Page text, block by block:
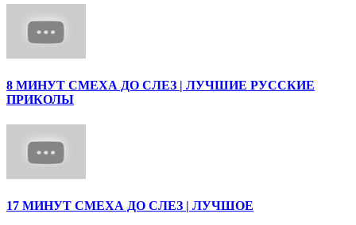
8 МИНУТ СМЕХА ДО СЛЕЗ | ЛУЧШИЕ РУССКИЕ
ПРИКОЛЫ
17 МИНУТ СМЕХА ДО СЛЕЗ | ЛУЧШОЕ